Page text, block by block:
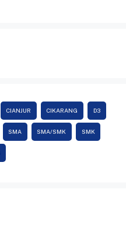
CIANJUR CIKARANG D3
SMA SMA/SMK SMK